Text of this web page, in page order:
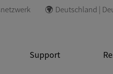
Deutschland |
Support